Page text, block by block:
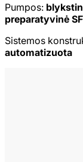
Pumpos:
preparatyvinė
Sistemos
automatizuota